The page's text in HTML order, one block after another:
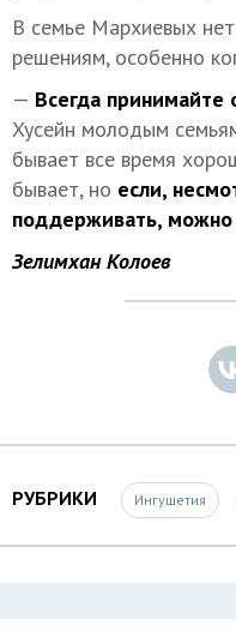
В семье Мархиевых
решениям, особенно
— Всегда принимайте
Хусейн молодым
бывает все время
бывает, но если,
поддерживать, можно
Зелимхан Колоев
РУБРИКИ Ингушетия